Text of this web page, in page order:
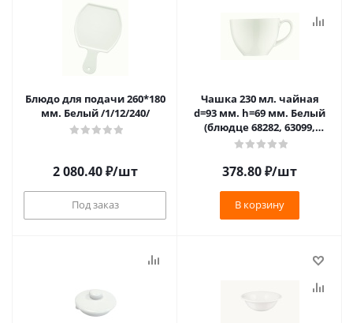
Блюдо для подачи 260*180
мм. Белый /1/12/240/
2 080.40₽/шт
Под заказ
Чашка 230 мл. чайная
d=93 мм. h=69 мм. Белый
(блюдце 68282, 63099,
62866,62904) Bonna
378.80₽/шт
В корзину